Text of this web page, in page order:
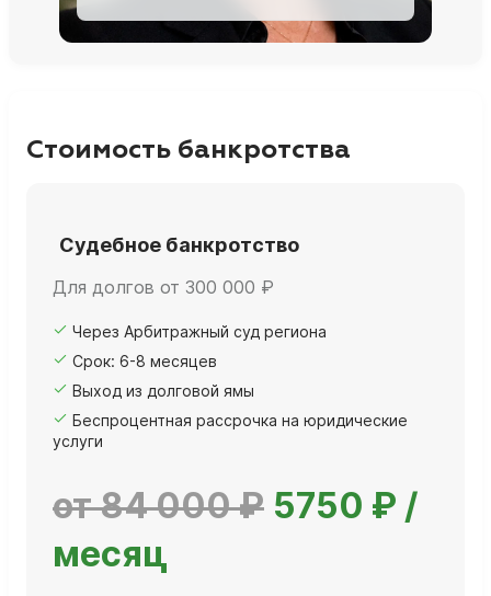
Стоимость банкротства
Судебное банкротство
Для долгов от 300 000 ₽
Через Арбитражный суд региона
Срок: 6-8 месяцев
Выход из долговой ямы
Беспроцентная рассрочка на юридические
услуги
от 84 000 ₽ 5750 ₽ /
месяц